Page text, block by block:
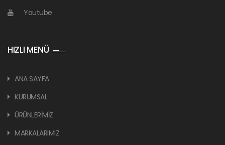
Youtube
HIZLI MENÜ
ANA SAYFA
KURUMSAL
ÜRÜNLERİMİZ
MARKALARIMIZ